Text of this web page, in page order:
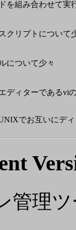
を組み合わせて実
クリプトについて
について少々
ディターであるvi
でお互いにデ
管理